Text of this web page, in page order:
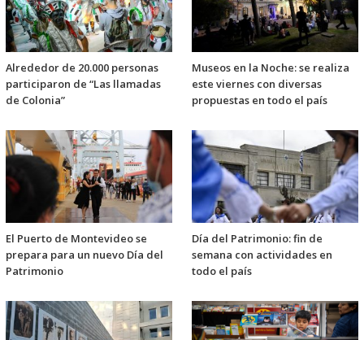
Alrededor de 20.000 personas
participaron de “Las llamadas
de Colonia”
Museos en la Noche: se realiza
este viernes con diversas
propuestas en todo el país
El Puerto de Montevideo se
prepara para un nuevo Día del
Patrimonio
Día del Patrimonio: fin de
semana con actividades en
todo el país